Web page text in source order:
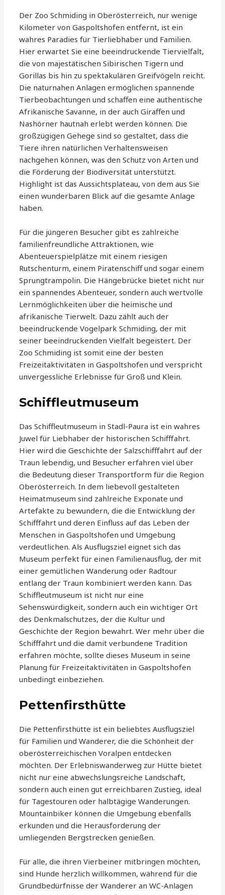
Der Zoo Schmiding in Oberösterreich, nur wenige
Kilometer von Gaspoltshofen entfernt, ist ein
wahres Paradies für Tierliebhaber und Familien.
Hier erwartet Sie eine beeindruckende Tiervielfalt,
die von majestätischen Sibirischen Tigern und
Gorillas bis hin zu spektakulären Greifvögeln reicht.
Die naturnahen Anlagen ermöglichen spannende
Tierbeobachtungen und schaffen eine authentische
Afrikanische Savanne, in der auch Giraffen und
Nashörner hautnah erlebt werden können. Die
großzügigen Gehege sind so gestaltet, dass die
Tiere ihren natürlichen Verhaltensweisen
nachgehen können, was den Schutz von Arten und
die Förderung der Biodiversität unterstützt.
Highlight ist das Aussichtsplateau, von dem aus Sie
einen wunderbaren Blick auf die gesamte Anlage
haben.
Für die jüngeren Besucher gibt es zahlreiche
familienfreundliche Attraktionen, wie
Abenteuerspielplätze mit einem riesigen
Rutschenturm, einem Piratenschiff und sogar einem
Sprungtrampolin. Die Hängebrücke bietet nicht nur
ein spannendes Abenteuer, sondern auch wertvolle
Lernmöglichkeiten über die heimische und
afrikanische Tierwelt. Dazu zählt auch der
beeindruckende Vogelpark Schmiding, der mit
seiner beeindruckenden Vielfalt begeistert. Der
Zoo Schmiding ist somit eine der besten
Freizeitaktivitäten in Gaspoltshofen und verspricht
unvergessliche Erlebnisse für Groß und Klein.
Schiffleutmuseum
Das Schiffleutmuseum in Stadl-Paura ist ein wahres
Juwel für Liebhaber der historischen Schifffahrt.
Hier wird die Geschichte der Salzschifffahrt auf der
Traun lebendig, und Besucher erfahren viel über
die Bedeutung dieser Transportform für die Region
Oberösterreich. In dem liebevoll gestalteten
Heimatmuseum sind zahlreiche Exponate und
Artefakte zu bewundern, die die Entwicklung der
Schifffahrt und deren Einfluss auf das Leben der
Menschen in Gaspoltshofen und Umgebung
verdeutlichen. Als Ausflugsziel eignet sich das
Museum perfekt für einen Familienausflug, der mit
einer gemütlichen Wanderung oder Radtour
entlang der Traun kombiniert werden kann. Das
Schiffleutmuseum ist nicht nur eine
Sehenswürdigkeit, sondern auch ein wichtiger Ort
des Denkmalschutzes, der die Kultur und
Geschichte der Region bewahrt. Wer mehr über die
Schifffahrt und die damit verbundene Tradition
erfahren möchte, sollte dieses Museum in seine
Planung für Freizeitaktivitäten in Gaspoltshofen
unbedingt einbeziehen.
Pettenfirsthütte
Die Pettenfirsthütte ist ein beliebtes Ausflugsziel
für Familien und Wanderer, die die Schönheit der
oberösterreichischen Voralpen entdecken
möchten. Der Erlebniswanderweg zur Hütte bietet
nicht nur eine abwechslungsreiche Landschaft,
sondern auch einen gut erreichbaren Zustieg, ideal
für Tagestouren oder halbtägige Wanderungen.
Mountainbiker können die Umgebung ebenfalls
erkunden und die Herausforderung der
umliegenden Bergstrecken genießen.
Für alle, die ihren Vierbeiner mitbringen möchten,
sind Hunde herzlich willkommen, während für die
Grundbedürfnisse der Wanderer an WC-Anlagen